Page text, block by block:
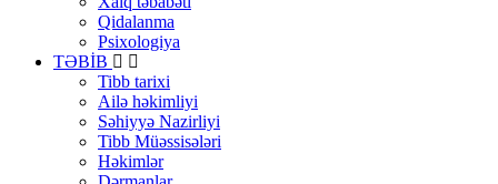
Qidalanma
Psixologiya
TƏBİB
Tibb tarixi
Ailə həkimliyi
Səhiyyə Nazirliyi
Tibb Müəssisələri
Həkimlər